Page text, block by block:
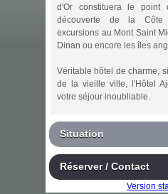
d'Or constituera le
découverte de la Côte
excursions au Mont Saint
Dinan ou encore les îles
Véritable hôtel de charme,
de la vieille ville, l'Hôtel
votre séjour inoubliable.
Situation
Réserver / Contact
Version